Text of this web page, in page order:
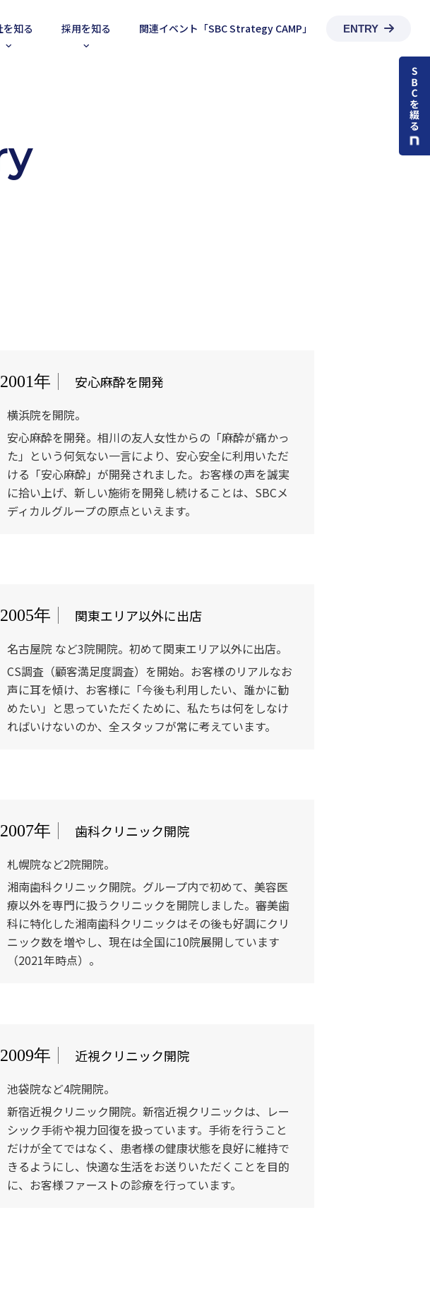
を知る 採用を知る 関連イベント「SBC Strategy CAMP」 ENTRY
2001年 安心麻酔を開発
横浜院を開院。
安心麻酔を開発。相川の友人女性からの「麻酔が痛かっ
た」という何気ない一言により、安心安全に利用いただ
ける「安心麻酔」が開発されました。お客様の声を誠実
に拾い上げ、新しい施術を開発し続けることは、SBCメ
ディカルグループの原点といえます。
2005年 関東エリア以外に出店
名古屋院 など3院開院。初めて関東エリア以外に出店。
CS調査（顧客満足度調査）を開始。お客様のリアルなお
声に耳を傾け、お客様に「今後も利用したい、誰かに勧
めたい」と思っていただくために、私たちは何をしなけ
ればいけないのか、全スタッフが常に考えています。
2007年 歯科クリニック開院
札幌院など2院開院。
湘南歯科クリニック開院。グループ内で初めて、美容医
療以外を専門に扱うクリニックを開院しました。審美歯
科に特化した湘南歯科クリニックはその後も好調にクリ
ニック数を増やし、現在は全国に10院展開しています
（2021年時点）。
2009年 近視クリニック開院
池袋院など4院開院。
新宿近視クリニック開院。新宿近視クリニックは、レー
シック手術や視力回復を扱っています。手術を行うこと
だけが全てではなく、患者様の健康状態を良好に維持で
きるようにし、快適な生活をお送りいただくことを目的
に、お客様ファーストの診療を行っています。